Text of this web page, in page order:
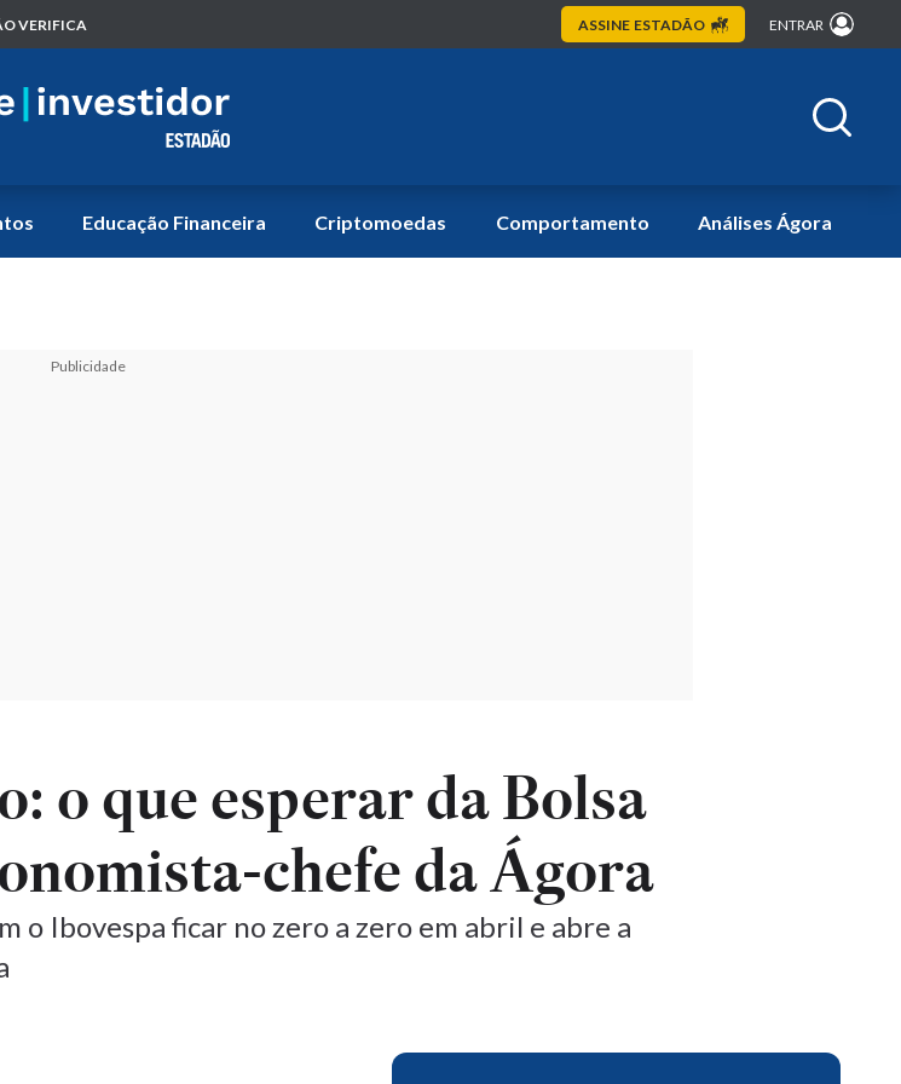
VERIFICA ASSINE ESTADÃO ENTRAR
Educação Financeira Criptomoedas Comportamento Análises Ágora
Publicidade
o que esperar da Bolsa
chefe da Ágora
o Ibovespa ficar no zero a zero em abril e abre a